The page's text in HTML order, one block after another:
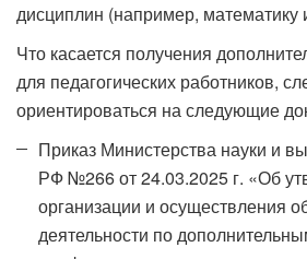
дисциплин (например, математику
Что касается получения
для педагогических работников,
ориентироваться на следующие
Приказ Министерства науки и
РФ №266 от 24.03.2025 г. «Об
организации и осуществления
деятельности по